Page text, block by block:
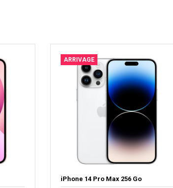
ARRIVAGE
iPhone 14 Pro Max 256 Go